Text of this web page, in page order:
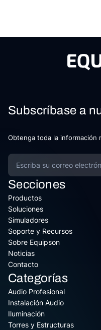
Subscríbase a
Obtenga toda la información
Secciones
Productos
Soluciones
Simuladores
Soporte y Recursos
Sobre Equipson
Noticias
Contacto
Categorías
Audio Profesional
Instalación Audio
Iluminación
Torres y Estructuras